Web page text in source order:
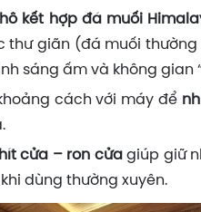
kết hợp đá muối
thư giãn (đá muối
sáng ấm và không gian
cách với máy để
cửa – ron cửagiúp giữ
dùng thường xuyên.